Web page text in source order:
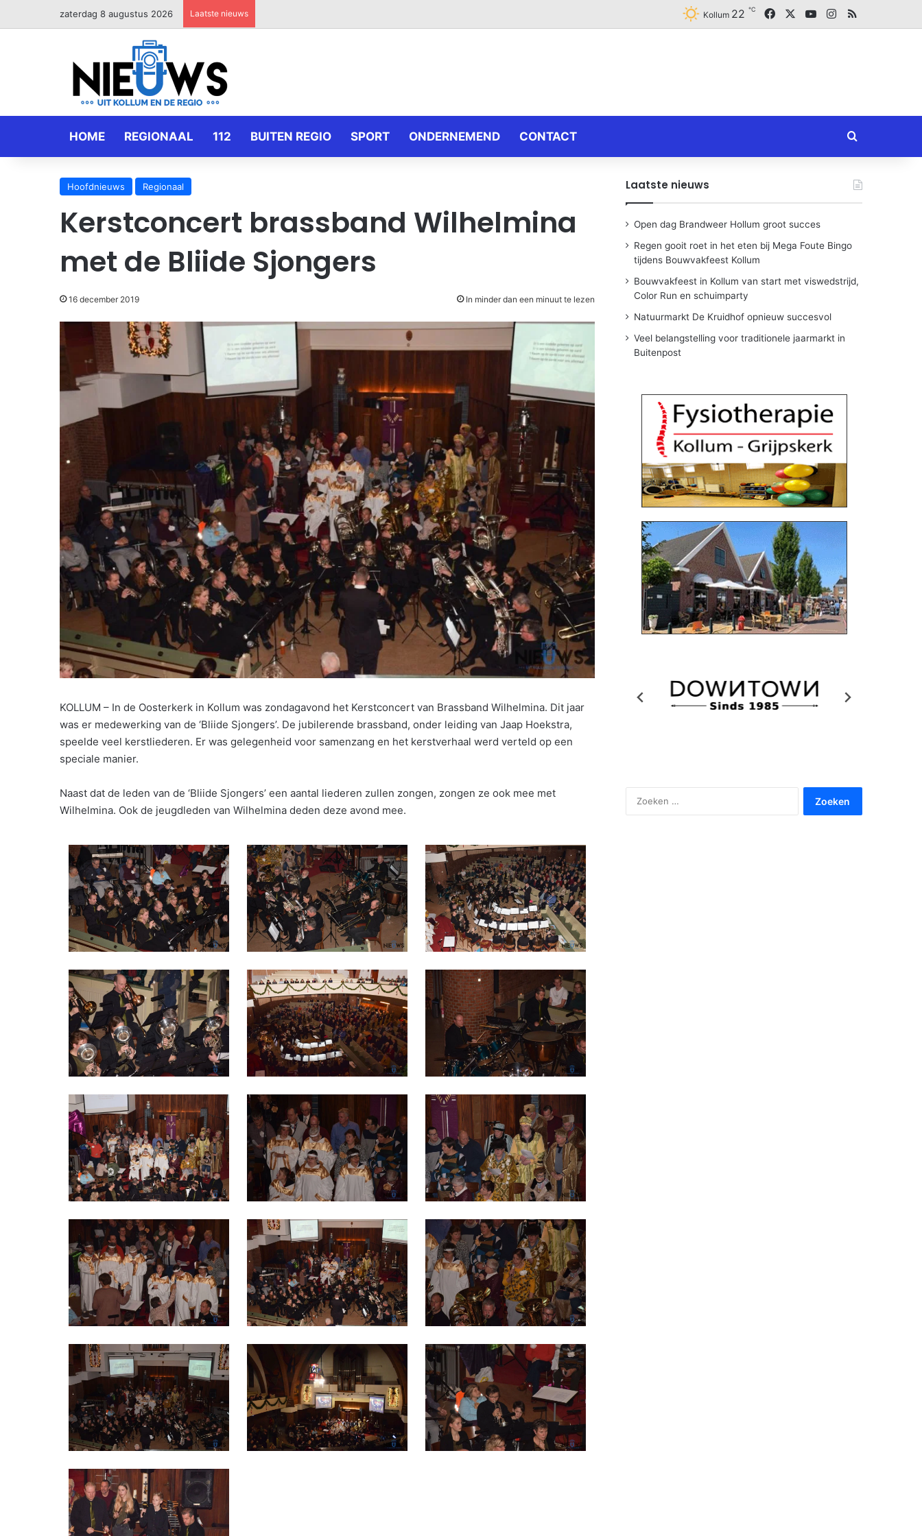
zaterdag 8 augustus 2026 Laatste nieuws Kollum 22 ℃ FacebookYouTubeInstagram
RSS
HOME REGIONAAL 112 BUITEN REGIO SPORT ONDERNEMEND CONTACT Zoeken naar
Hoofdnieuws Regionaal
Kerstconcert brassband Wilhelmina
met de Bliide Sjongers
16 december 2019 In minder dan een minuut te lezen
KOLLUM – In de Oosterkerk in Kollum was zondagavond het Kerstconcert van Brassband Wilhelmina. Dit jaar
was er medewerking van de ‘Bliide Sjongers’. De jubilerende brassband, onder leiding van Jaap Hoekstra,
speelde veel kerstliederen. Er was gelegenheid voor samenzang en het kerstverhaal werd verteld op een
speciale manier.
Naast dat de leden van de ‘Bliide Sjongers’ een aantal liederen zullen zongen, zongen ze ook mee met
Wilhelmina. Ook de jeugdleden van Wilhelmina deden deze avond mee.
Laatste nieuws
Open dag Brandweer Hollum groot succes
Regen gooit roet in het eten bij Mega Foute Bingo
tijdens Bouwvakfeest Kollum
Bouwvakfeest in Kollum van start met viswedstrijd,
Color Run en schuimparty
Natuurmarkt De Kruidhof opnieuw succesvol
Veel belangstelling voor traditionele jaarmarkt in
Buitenpost
naar: